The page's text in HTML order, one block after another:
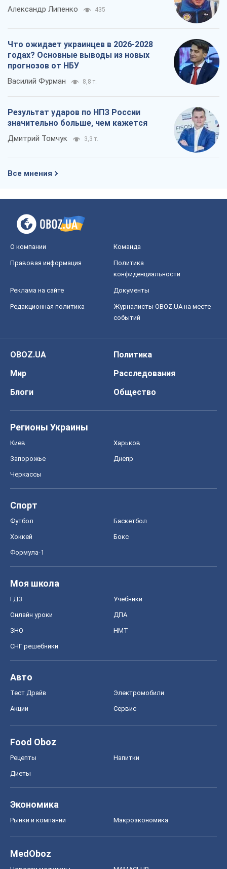
Александр Липенко 435
Что ожидает украинцев в 2026-2028
годах? Основные выводы из новых
прогнозов от НБУ
Василий Фурман 8,8 т.
Результат ударов по НПЗ России
значительно больше, чем кажется
Дмитрий Томчук 3,3 т.
Все мнения
О компании Команда
Правовая информация
Политика
конфиденциальности
Реклама на сайте Документы
Редакционная политика
Журналисты OBOZ.UA на месте
событий
OBOZ.UA
Политика
Мир
Расследования
Блоги
Общество
Регионы Украины
Киев Харьков
Запорожье Днепр
Черкассы
Спорт
Футбол Баскетбол
Хоккей Бокс
Формула-1
Моя школа
ГДЗ Учебники
Онлайн уроки ДПА
ЗНО НМТ
СНГ решебники
Авто
Тест Драйв Электромобили
Акции Сервис
Food Oboz
Рецепты Напитки
Диеты
Экономика
Рынки и компании Mакроэкономика
MedOboz